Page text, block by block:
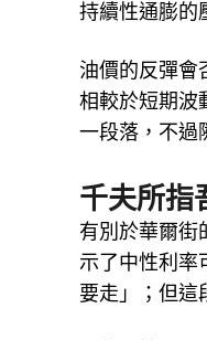
持續性通膨的
油價的反彈會
相較於短期波
一段落，不過
千夫所指
有別於華爾街
示了中性利率
要走」；但這